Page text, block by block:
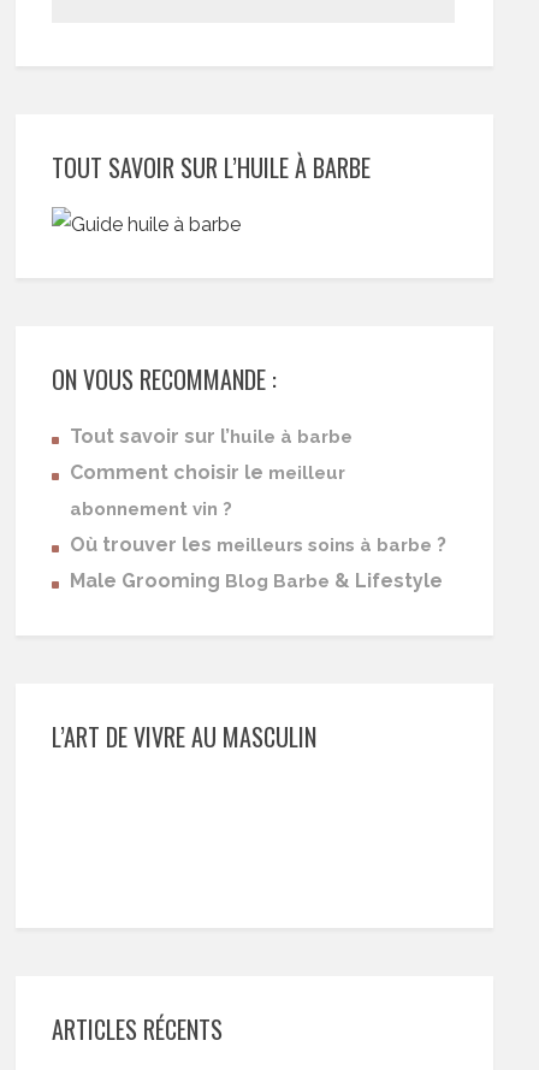
TOUT SAVOIR SUR L’HUILE À BARBE
ON VOUS RECOMMANDE :
Tout savoir sur l’huile à barbe
Comment choisir le meilleur
abonnement vin ?
Où trouver les meilleurs soins à barbe ?
Male Grooming Blog Barbe & Lifestyle
L’ART DE VIVRE AU MASCULIN
ARTICLES RÉCENTS